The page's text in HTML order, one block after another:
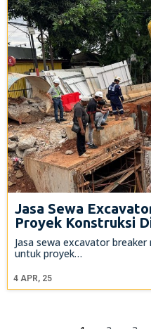
Jasa Sewa
Proyek Konstruksi
4 APR, 25
Jasa sewa excavator
untuk proyek…